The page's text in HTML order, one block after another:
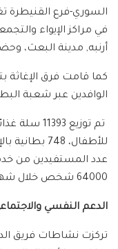
السوري-فرع القنيطرة
في مراكز الإيواء
أرنبه, مدينة البعث،
كما قامت فرق الإغاثة
الوافدين عبر شعبة
للأطفال،
عدد المستفيدين من
64000 شخص خلال شهر نيسان.
الدعم النفسي
تركزت نشاطات فريق